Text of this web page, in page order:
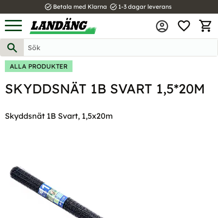
Meny
task_alt Betala med Klarna task_alt 1-3 dagar leverans
ALLA PRODUKTER
SKYDDSNÄT 1B SVART 1,5*20M
Skyddsnät 1B Svart, 1,5x20m